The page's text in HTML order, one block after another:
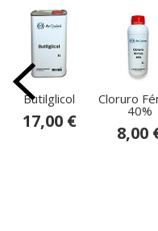
Butilglicol
17,00 €
Cloruro
40%
8,00